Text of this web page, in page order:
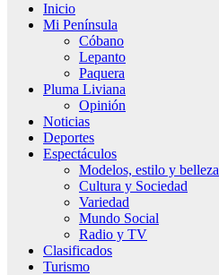
Inicio
Mi Península
Cóbano
Lepanto
Paquera
Pluma Liviana
Opinión
Noticias
Deportes
Espectáculos
Modelos, estilo y belleza
Cultura y Sociedad
Variedad
Mundo Social
Radio y TV
Clasificados
Turismo